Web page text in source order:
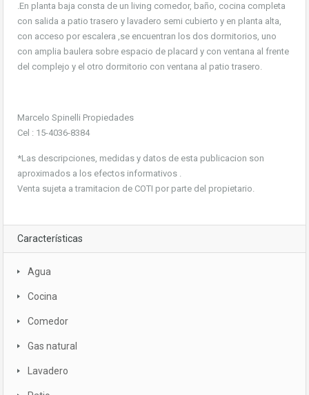
.En planta baja consta de un living comedor, baño, cocina completa
con salida a patio trasero y lavadero semi cubierto y en planta alta,
con acceso por escalera ,se encuentran los dos dormitorios, uno
con amplia baulera sobre espacio de placard y con ventana al frente
del complejo y el otro dormitorio con ventana al patio trasero.
Marcelo Spinelli Propiedades
Cel : 15-4036-8384
*Las descripciones, medidas y datos de esta publicacion son
aproximados a los efectos informativos .
Venta sujeta a tramitacion de COTI por parte del propietario.
Características
Agua
Cocina
Comedor
Gas natural
Lavadero